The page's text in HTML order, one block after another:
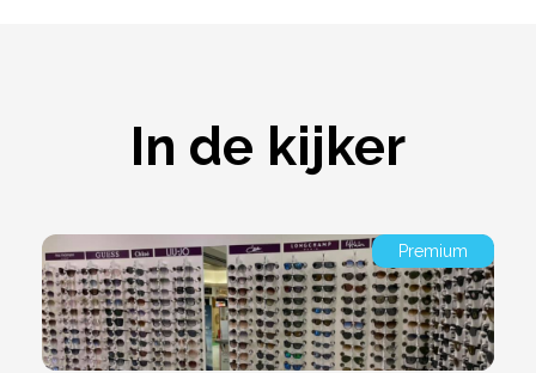
In de kijker
Premium